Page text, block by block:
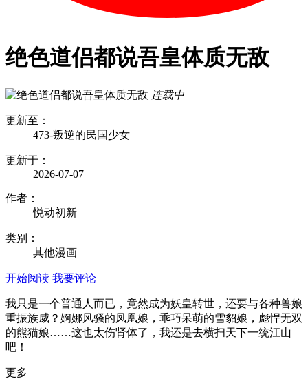
绝色道侣都说吾皇体质无敌
连载中
更新至：
473-叛逆的民国少女
更新于：
2026-07-07
作者：
悦动初新
类别：
其他漫画
开始阅读 我要评论
我只是一个普通人而已，竟然成为妖皇转世，还要与各种兽娘
重振族威？婀娜风骚的凤凰娘，乖巧呆萌的雪貂娘，彪悍无双
的熊猫娘……这也太伤肾体了，我还是去横扫天下一统江山
吧！
更多